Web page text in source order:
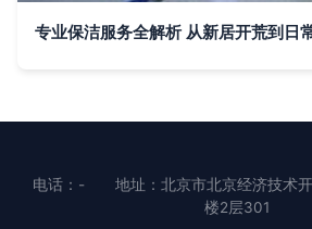
专业保洁服务全解析 从新居开荒到日
电话：-
地址：北京市北京经济技术
楼2层301